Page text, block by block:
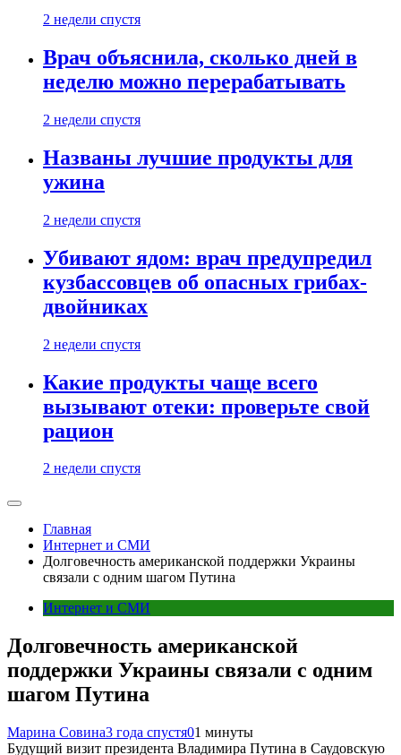
2 недели спустя
Врач объяснила, сколько дней в
неделю можно перерабатывать
2 недели спустя
Названы лучшие продукты для
ужина
2 недели спустя
Убивают ядом: врач предупредил
кузбассовцев об опасных грибах-
двойниках
2 недели спустя
Какие продукты чаще всего
вызывают отеки: проверьте свой
рацион
2 недели спустя
Главная
Интернет и СМИ
Долговечность американской поддержки Украины
связали с одним шагом Путина
Интернет и СМИ
Долговечность американской
поддержки Украины связали с одним
шагом Путина
Марина Совина3 года спустя01 минуты
Будущий визит президента Владимира Путина в Саудовскую